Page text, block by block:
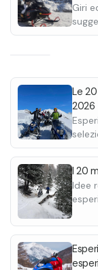
Giri
Le
2026
I 20
Idee